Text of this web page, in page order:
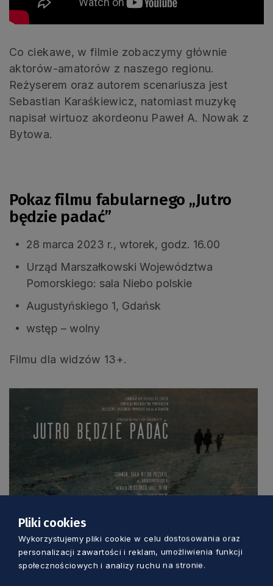
Co ciekawe, w filmie zobaczymy głównie
aktorów-amatorów z naszego regionu.
Reżyserem oraz autorem scenariusza jest
Sebastian Karaśkiewicz, natomiast muzykę
napisał wirtuoz akordeonu Paweł A. Nowak z
Bytowa.
Pokaz filmu fabularnego „Jutro
będzie padać”
28 marca 2023 r., wtorek, godz. 16.00
Urząd Marszałkowski Województwa
Pomorskiego: sala Niebo polskie
Augustyńskiego 1, Gdańsk
wstęp – wolny
Filmu dla widzów 13+.
„Jutro będzie padać”
Scenariusz i reżyseria: Sebastian Karaśkiewicz
Zdjęcia: Piotr Zatoń
Pliki cookies
Wykorzystujemy pliki cookie w celu dostosowania oraz
personalizacji zawartości i reklam, umożliwienia funkcji
społecznościowych i analizy ruchu na stronie.